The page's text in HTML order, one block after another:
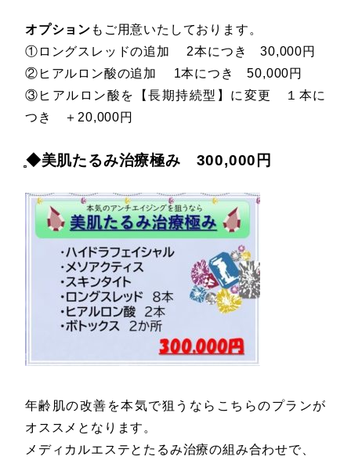
オプション もご用意いたしております。
①ロングスレッドの追加 2本につき 30,000円
②ヒアルロン酸の追加 1本につき 50,000円
③ヒアルロン酸を【長期持続型】に変更 １本に
つき ＋20,000円
̻◆美肌たるみ治療極み 300,000円
年齢肌の改善を本気で狙うならこちらのプランが
オススメとなります。
メディカルエステとたるみ治療の組み合わせで、